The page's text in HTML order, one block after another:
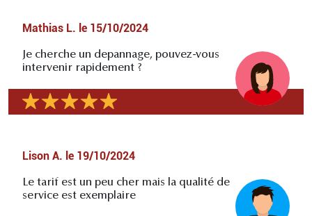
Mathias L. le 15/10/2024
Je cherche un depannage, pouvez-vous
intervenir rapidement ?
Lison A. le 19/10/2024
Le tarif est un peu cher mais la qualité de
service est exemplaire